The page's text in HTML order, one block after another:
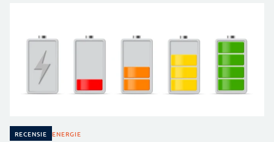
RECENSIE ENERGIE